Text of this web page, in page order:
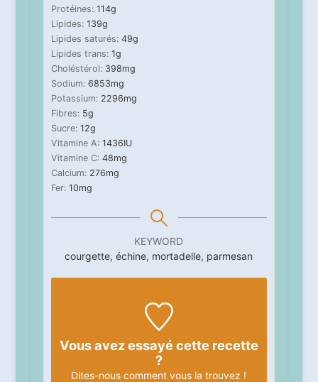
Protéines: 114g
Lipides: 139g
Lipides saturés: 49g
Lipides trans: 1g
Choléstérol: 398mg
Sodium: 6853mg
Potassium: 2296mg
Fibres: 5g
Sucre: 12g
Vitamine A: 1436IU
Vitamine C: 48mg
Calcium: 276mg
Fer: 10mg
KEYWORD
courgette, échine, mortadelle, parmesan
Vous avez essayé cette recette
?
Dites-nous comment vous la trouvez !